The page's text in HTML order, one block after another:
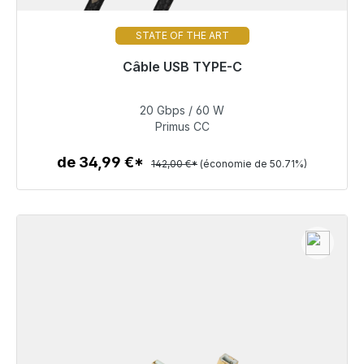
STATE OF THE ART
Câble USB TYPE-C
Prêt à être expédié, délai de livraison 48h*
69,99 €
Détails
20 Gbps / 60 W
Primus CC
de 34,99 €* 142,00 €* (économie de 50.71%)